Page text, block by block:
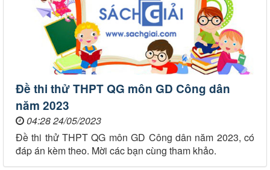
Đề thi thử THPT QG môn GD Công dân
năm 2023
04:28 24/05/2023
Đề thi thử THPT QG môn GD Công dân năm 2023, có
đáp án kèm theo. Mời các bạn cùng tham khảo.